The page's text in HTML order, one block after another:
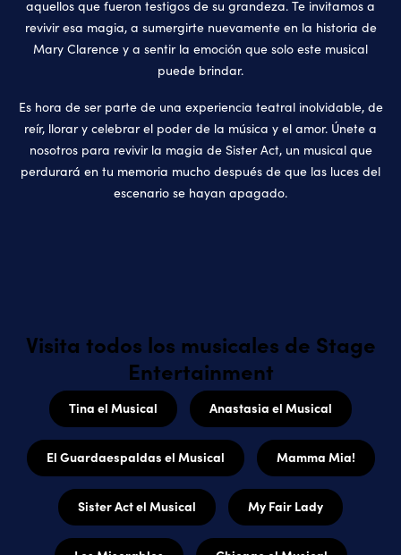
aquellos que fueron testigos de su grandeza. Te invitamos a
revivir esa magia, a sumergirte nuevamente en la historia de
Mary Clarence y a sentir la emoción que solo este musical
puede brindar.
Es hora de ser parte de una experiencia teatral inolvidable, de
reír, llorar y celebrar el poder de la música y el amor. Únete a
nosotros para revivir la magia de Sister Act, un musical que
perdurará en tu memoria mucho después de que las luces del
escenario se hayan apagado.
Visita todos los musicales de Stage
Entertainment
Tina el Musical Anastasia el Musical
El Guardaespaldas el Musical Mamma Mia!
Sister Act el Musical My Fair Lady